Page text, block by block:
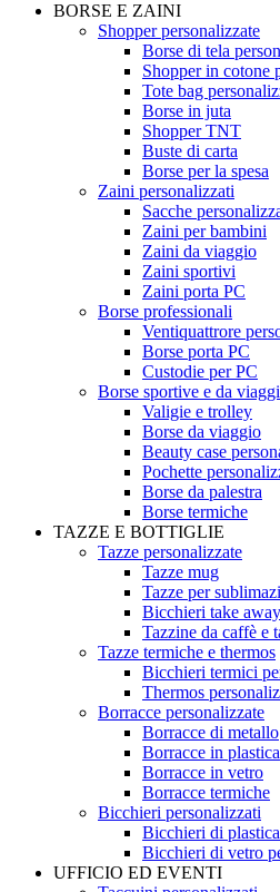
BORSE E ZAINI
Shopper personalizzate
Borse di tela
Shopper in cotone
Tote bag
Borse in juta
Shopper TNT
Buste di carta
Borse per la spesa
Zaini personalizzati
Sacche
Zaini per bambini
Zaini da viaggio
Zaini sportivi
Zaini porta PC
Borse professionali
Ventiquattrore
Borse porta PC
Custodie per PC
Borse sportive e da
Valigie e trolley
Borse da viaggio
Beauty case
Pochette
Borse da palestra
Borse termiche
TAZZE E BOTTIGLIE
Tazze personalizzate
Tazze mug
Tazze per
Bicchieri take away
Tazzine da caffè e
Tazze termiche e thermos
Bicchieri termici
Thermos
Borracce personalizzate
Borracce di metallo
Borracce in plastica
Borracce in vetro
Borracce termiche
Bicchieri personalizzati
Bicchieri di
Bicchieri di vetro
UFFICIO ED EVENTI